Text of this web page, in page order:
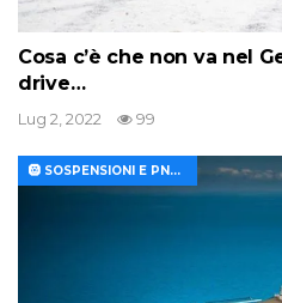
Cosa c’è che non va nel
drive…
Lug 2, 2022 99
🛞 SOSPENSIONI E PNEUMATICI